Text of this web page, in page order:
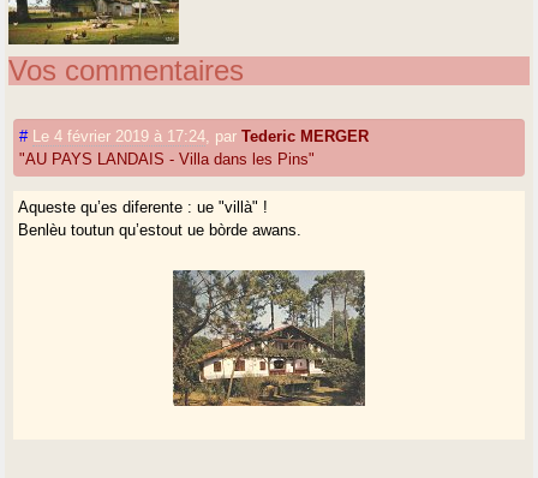
Vos commentaires
# Le 4 février 2019 à 17:24 parTederic MERGER
"AU PAYS LANDAIS - Villa dans les Pins"
Aqueste qu’es diferente : ue "villà" !
Benlèu toutun qu’estout ue bòrde awans.